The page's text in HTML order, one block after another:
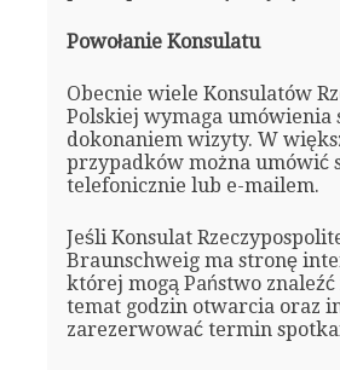
Powołanie Konsulatu
Obecnie wiele Konsulatów
Polskiej wymaga umówienia
dokonaniem wizyty. W
przypadków można umówić
telefonicznie lub e-mailem.
Jeśli Konsulat
Braunschweig ma stronę
której mogą Państwo
temat godzin otwarcia oraz
zarezerwować termin